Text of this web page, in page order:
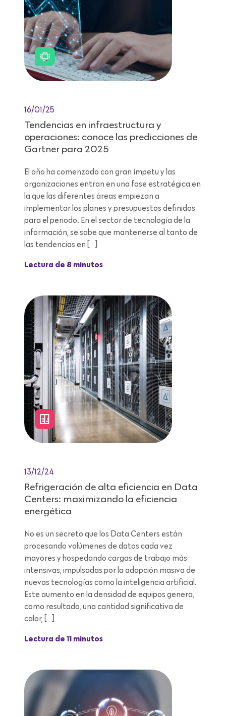
16/01/25
Tendencias en infraestructura y
operaciones: conoce las predicciones de
Gartner para 2025
El año ha comenzado con gran ímpetu y las
organizaciones entran en una fase estratégica en
la que las diferentes áreas empiezan a
implementar los planes y presupuestos definidos
para el periodo. En el sector de tecnología de la
información, se sabe que mantenerse al tanto de
las tendencias en […]
Lectura de 8 minutos
13/12/24
Refrigeración de alta eficiencia en Data
Centers: maximizando la eficiencia
energética
No es un secreto que los Data Centers están
procesando volúmenes de datos cada vez
mayores y hospedando cargas de trabajo más
intensivas, impulsadas por la adopción masiva de
nuevas tecnologías como la inteligencia artificial.
Este aumento en la densidad de equipos genera,
como resultado, una cantidad significativa de
calor, […]
Lectura de 11 minutos